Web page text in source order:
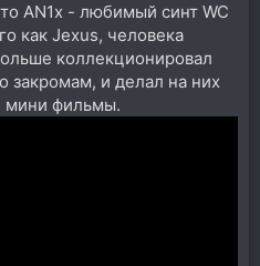
AN1x - любимый синт WC
как Jexus, человека
коллекционировал
закромам, и делал на них
мини фильмы.